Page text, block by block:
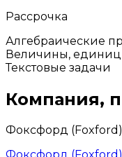
Рассрочка
Алгебраические
Величины,
Текстовые задачи
Компания,
Фоксфорд (Foxford)
Фоксфорд (Foxford)